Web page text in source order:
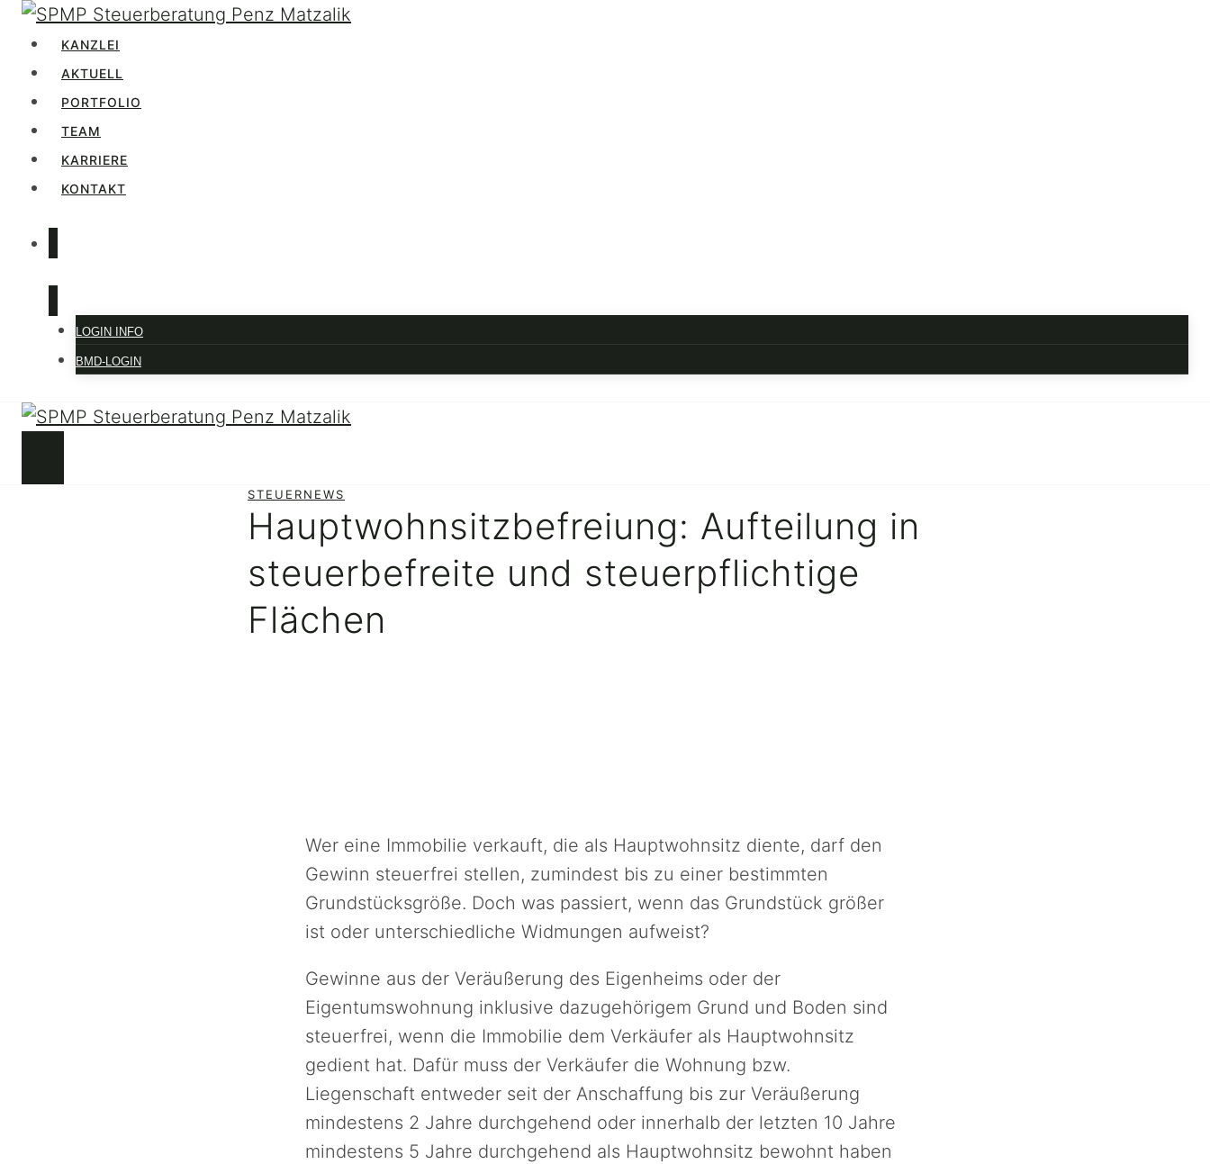
Zum
Inhalt
springen
KANZLEI
AKTUELL
PORTFOLIO
TEAM
KARRIERE
KONTAKT
LOGIN INFO
BMD-LOGIN
STEUERNEWS
Hauptwohnsitzbefreiung: Aufteilung in
steuerbefreite und steuerpflichtige
Flächen
Wer eine Immobilie verkauft, die als Hauptwohnsitz diente, darf den
Gewinn steuerfrei stellen, zumindest bis zu einer bestimmten
Grundstücksgröße. Doch was passiert, wenn das Grundstück größer
ist oder unterschiedliche Widmungen aufweist?
Gewinne aus der Veräußerung des Eigenheims oder der
Eigentumswohnung inklusive dazugehörigem Grund und Boden sind
steuerfrei, wenn die Immobilie dem Verkäufer als Hauptwohnsitz
gedient hat. Dafür muss der Verkäufer die Wohnung bzw.
Liegenschaft entweder seit der Anschaffung bis zur Veräußerung
mindestens 2 Jahre durchgehend oder innerhalb der letzten 10 Jahre
mindestens 5 Jahre durchgehend als Hauptwohnsitz bewohnt haben